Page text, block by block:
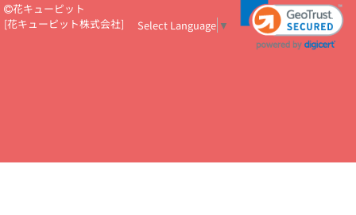
ール
新築引っ越し祝いコラム お祝い花のマナー総まとめ
職
場上司や先輩へ贈るお祝い花の正解は？
開店祝いの花 選び方ガイ
あり)
花キューピット×専門家
CO2排出量削減 / SDGsを考える
花キューピット
[花キューピット株式会社] Select Language ▼